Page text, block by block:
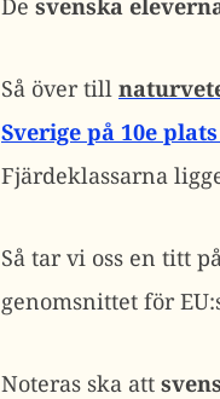
De svenska
Så över till
Sverige på 10e
Fjärdeklassarna
Så tar vi oss en titt
genomsnittet för
Noteras ska att